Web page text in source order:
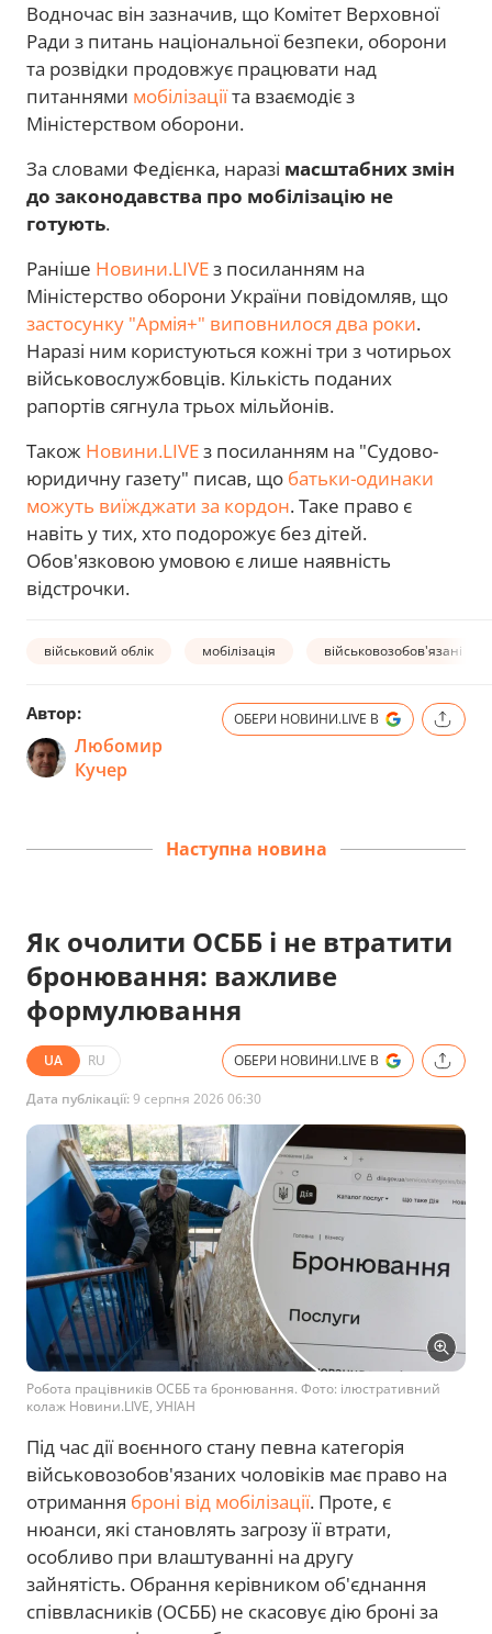
Водночас він зазначив, що Комітет Верховної
Ради з питань національної безпеки, оборони
та розвідки продовжує працювати над
питаннями мобілізаціїта взаємодіє з
Міністерством оборони.
За словами Федієнка, наразі масштабних змін
до законодавства про мобілізацію не
готують.
Раніше Новини.LIVEз посиланням на
Міністерство оборони України повідомляв, що
застосунку "Армія+" виповнилося два роки.
Наразі ним користуються кожні три з чотирьох
військовослужбовців. Кількість поданих
рапортів сягнула трьох мільйонів.
Також Новини.LIVEз посиланням на "Судово-
юридичну газету" писав, що батьки-одинаки
можуть виїжджати за кордон. Таке право є
навіть у тих, хто подорожує без дітей.
Обов'язковою умовою є лише наявність
відстрочки.
військовий облік мобілізація військовозобов'язані
Автор:
Любомир
Кучер
ОБЕРИ НОВИНИ.LIVE В
Наступна новина
Як очолити ОСББ і не втратити
бронювання: важливе
формулювання
UA RU ОБЕРИ НОВИНИ.LIVE В
Дата публікації:9 серпня 2026 06:30
Робота працівників ОСББ та бронювання. Фото: ілюстративний
колаж Новини.LIVE, УНІАН
Під час дії воєнного стану певна категорія
військовозобов'язаних чоловіків має право на
отримання броні від мобілізації. Проте, є
нюанси, які становлять загрозу її втрати,
особливо при влаштуванні на другу
зайнятість. Обрання керівником об'єднання
співвласників (ОСББ) не скасовує дію броні за